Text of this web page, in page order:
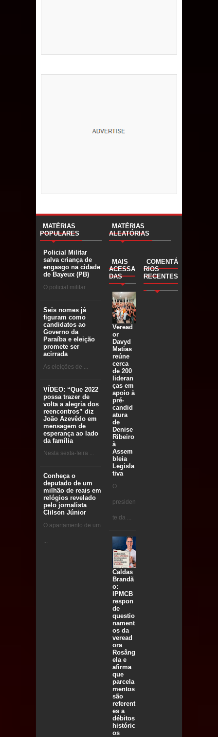
MATÉRIAS
POPULARES
Policial Militar
salva criança de
engasgo na cidade
de Bayeux (PB)
O policial militar ...
Seis nomes já
figuram como
candidatos ao
Governo da
Paraíba e eleição
promete ser
acirrada
As eleições de ...
VÍDEO: “Que 2022
possa trazer de
volta a alegria dos
reencontros” diz
João Azevêdo em
mensagem de
esperança ao lado
da família
Nesta sexta-feira ...
Conheça o
deputado de um
milhão de reais em
relógios revelado
pelo jornalista
Clilson Júnior
O apartamento de um
...
MATÉRIAS
ALEATÓRIAS
MAIS
ACESSA
DAS
Veread
or
Davyd
Matias
reúne
cerca
de 200
lideran
ças em
apoio à
pré-
candid
atura
de
Denise
Ribeiro
à
Assem
bleia
Legisla
tiva
O
presiden
te da ...
Caldas
Brandã
o:
IPMCB
respon
de
questio
nament
os da
veread
ora
Rosâng
ela e
afirma
que
parcela
mentos
são
referent
es a
débitos
históric
os
COMENTÁ
RIOS
RECENTES